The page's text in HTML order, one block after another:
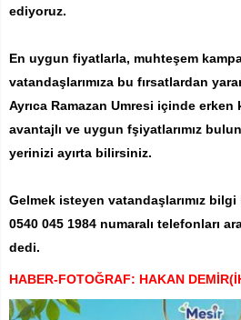
ediyoruz.
En uygun fiyatlarla, muhteşem
vatandaşlarımıza bu fırsatlardan
Ayrıca Ramazan Umresi içinde
avantajlı ve uygun fşiyatlarımız
yerinizi ayırta bilirsiniz.
Gelmek isteyen vatandaşlarımız
0540 045 1984 numaralı telefonları
dedi.
HABER-FOTOĞRAF: HAKAN